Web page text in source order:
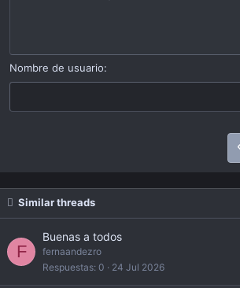
15
18
22
Times New Roman
Justify text
Heading 2
Heading 3
Nombre de usuario
Similar threads
F
Buenas a todos
fernaandezro
Respuestas 0 24 Jul 2026